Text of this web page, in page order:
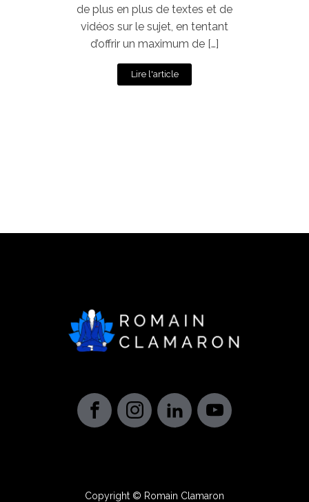
de plus en plus de textes et de
vidéos sur le sujet, en tentant
d’offrir un maximum de […]
Lire l'article
Copyright © Romain Clamaron